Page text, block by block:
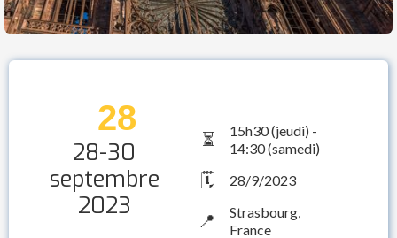
28
28-30
septembre
2023
⏳
15h30 (jeudi) -
14:30 (samedi)
🗓️ 28/9/2023
📍
Strasbourg,
France